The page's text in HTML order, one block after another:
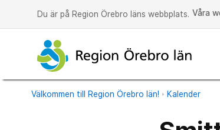
Du är på Region Örebro läns webbplats. Våra
Välkommen till Region Örebro län! Kalender